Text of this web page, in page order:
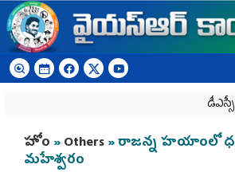
Skip to main content
డీఎస్సీ
You are here
హోం »Others» రాజన్న హయాంలో
మహేశ్వరం